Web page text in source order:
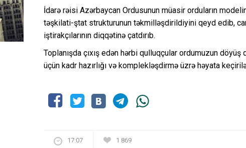
İdarə rəisi Azərbaycan Ordusunun müasir orduların
təşkilati-ştat strukturunun təkmilləşdirildiyini qeyd edib,
iştirakçılarının diqqətinə çatdırıb.
Toplanışda çıxış edən hərbi qulluqçular ordumuzun
üçün kadr hazırlığı və komplekləşdirmə üzrə həyata
17:07 1 869